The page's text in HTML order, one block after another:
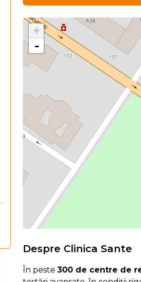
+
-
Despre Clinica Sante
În peste 300 de centre de